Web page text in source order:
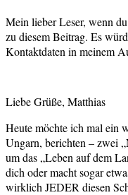
Mein lieber Leser, wenn
zu diesem Beitrag. Es
Kontaktdaten in meinem
Liebe Grüße, Matthias
Heute möchte ich mal ein
Ungarn, berichten – zwei
um das „Leben auf dem
dich oder macht sogar
wirklich JEDER diesen